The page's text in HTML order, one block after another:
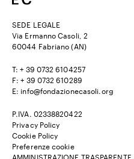
SEDE LEGALE
Via Ermanno Casoli, 2
60044 Fabriano (AN)
T: + 39 0732 6104257
F: + 39 0732 610289
E: info@fondazionecasoli.org
P.IVA. 02338820422
Privacy Policy
Cookie Policy
Preferenze cookie
AMMINISTRAZIONE TRASPARENTE